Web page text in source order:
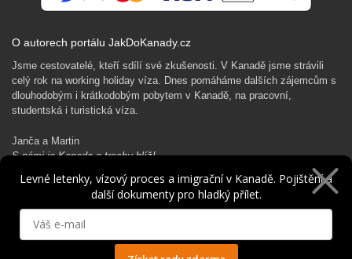
O autorech portálu JakDoKanady.cz
Jsme cestovatelé, kteří sdílí své zkušenosti. V Kanadě jsme strávili
celý rok na working holiday víza. Dnes pomáháme dalších zájemcům s
dlouhodobým i krátkodobým pobytem v Kanadě, na pracovní,
studentská i turistická víza.
Janča a Martin
S námi je Kanada o trochu blíž!
Rádi Ti pomůžeme s kanadským dobrodružstvím…
Levné letenky, vízový proces a imigrační v Kanadě. Pojištění a
další dokumenty pro hladký přílet.